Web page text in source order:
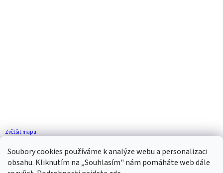
Soubory cookies používáme k analýze webu a personalizaci
obsahu. Kliknutím na „Souhlasím" nám pomáháte web dále
Zvětšit mapu